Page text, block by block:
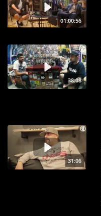
01:00:56
38:08
31:06